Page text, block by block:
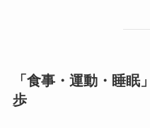
「食事・運動・睡眠
歩